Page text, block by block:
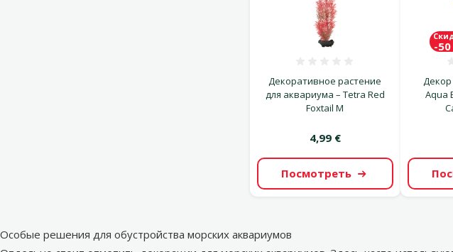
Декоративное растение
для аквариума – Tetra Red
Foxtail M
4,99 €
Посмотреть
Декор
Aqua
-
Особые решения для обустройства морских аквариумов